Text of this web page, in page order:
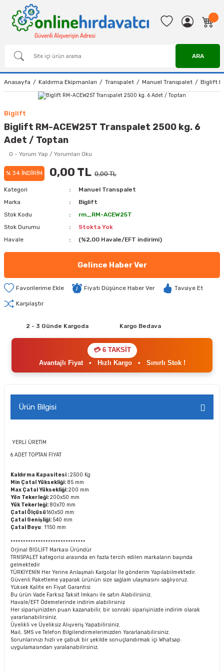
ARA
Anasayfa Kaldırma Ekipmanları Transpalet Manuel Transpalet Biglift
Biglift
Biglift RM-ACEW25T Transpalet 2500 kg. 6
Adet / Toptan
0 - Yorum Yap / Yorumları Oku
% 34 İNDİRİM 0,00 TL 0,00 TL
Kategori
Manuel Transpalet
Marka
Biglift
Stok Kodu
rm_RM-ACEW25T
Stok Durumu
Stokta Yok
Havale
(%2,00 Havale/EFT indirimi)
Gelince Haber Ver
Fiyatı Düşünce Haber Ver Tavsiye Et
Karşılaştır
2 - 3 Günde Kargoda Kargo Bedava
💳 6 TAKSİT
Avantajlı Fiyat• Hızlı Kargo• Sınırlı Stok !
Ürün Bilgisi
YERLİ ÜRETİM
6 ADET TOPTAN FİYAT
Kaldırma Kapasitesi :2500 Kg
Min Çatal Yüksekliği: 85 mm
Max Çatal Yüksekliği:200 mm
Yön Tekerleği:200x50 mm
Yük Tekerleği: 80x70 mm
Çatal Ölçüsü160x50 mm:
Çatal Genişliği: 540 mm
Çatal Boyu: 1150 mm
******************************
Orjinal BİGLİFT Markası Üründür
TRNSPALET kategorisi arasında en fazla tercih edilen markaların başında
gelmektedir
TÜRKİYENİN Her Yerine Anlaşmalı Kargolar İle gönderim Yapılabilmektedir.
Güvenli Paketleme yaparak ürünün size sağlam ulaşmasını sağlıyoruz.
Yüksek Kalite en Fiyat Garantisi
Bu ürün Vade Farksız Taksit İmkanı ile satın Alabilirsiniz.
Havale/EFT Ödemelerinde indirim alabilirsiniz
Her siparişinizden puan kazanabilir, bir sonraki siparişinizde indirim olarak
yararlanabilirsiniz.
Üyelikli ve Üyeliksiz Alışveriş Yapabilirsiniz.
Mail, SMS ve Telefon Bilgilendirmelerimizden Yararlanabilirsiniz.
Sorunlarınızı hızlı ve çabuk bir şekilde sonuçlandırmak içi Whatsap
uygulamasından yaralanabilirsiniz.